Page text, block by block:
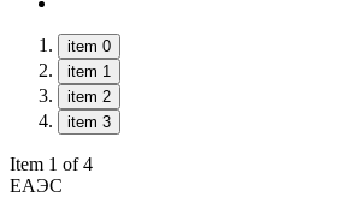
item 0
item 1
item 2
item 3
Item 1 of 4
ЕАЭС